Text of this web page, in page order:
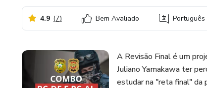
4.9 (7) Bem Avaliado Português
A Revisão Final é um
Juliano Yamakawa ter
estudar na "reta final" da